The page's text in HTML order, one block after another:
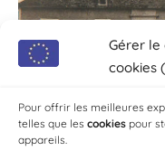
Gérer le
cookies
Pour offrir les meilleures
telles que les cookies pour
appareils.